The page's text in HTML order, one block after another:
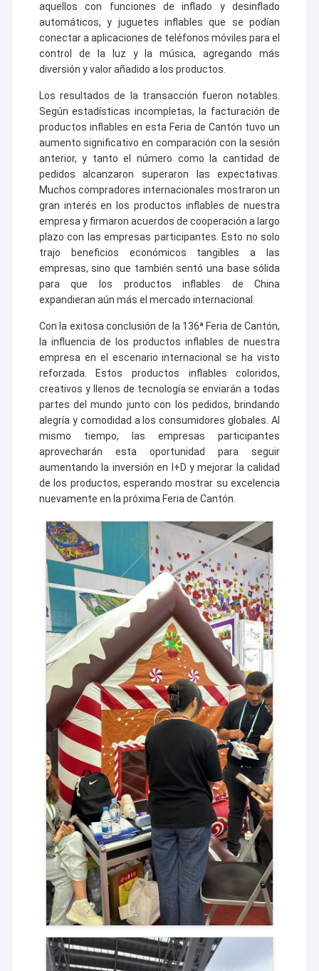
Inicio
Productos
Sobre nosotros
Visita a la fábrica
Control de calidad
Contáctenos
Noticias
Casos
Solicitar una cotización
castillos inflables
Diapositivas inflables
Deslizamientos de agua inflables
aquellos con funciones de inflado y desinflado
automáticos, y juguetes inflables que se podían
conectar a aplicaciones de teléfonos móviles para el
control de la luz y la música, agregando más
diversión y valor añadido a los productos.
Los resultados de la transacción fueron notables.
Según estadísticas incompletas, la facturación de
productos inflables en esta Feria de Cantón tuvo un
aumento significativo en comparación con la sesión
anterior, y tanto el número como la cantidad de
pedidos alcanzaron superaron las expectativas.
Muchos compradores internacionales mostraron un
gran interés en los productos inflables de nuestra
empresa y firmaron acuerdos de cooperación a largo
plazo con las empresas participantes. Esto no solo
trajo beneficios económicos tangibles a las
empresas, sino que también sentó una base sólida
para que los productos inflables de China
expandieran aún más el mercado internacional.
Con la exitosa conclusión de la 136ª Feria de Cantón,
la influencia de los productos inflables de nuestra
empresa en el escenario internacional se ha visto
reforzada. Estos productos inflables coloridos,
creativos y llenos de tecnología se enviarán a todas
partes del mundo junto con los pedidos, brindando
alegría y comodidad a los consumidores globales. Al
mismo tiempo, las empresas participantes
aprovecharán esta oportunidad para seguir
aumentando la inversión en I+D y mejorar la calidad
de los productos, esperando mostrar su excelencia
nuevamente en la próxima Feria de Cantón.
Guangzhou Kule Amusement Equipment Co.,
Ltd. y sus subsidiarias
- ¿ Qué pasa?es un destacado fabricante de marcas
registradas en Guangzhou, China, con casi una década de
profunda participación en la industria dinámica de inflables.000
m2 de fábrica tiene un diseño a gran escala y
racionalIntegrando I+D, producción y ventas, la compañía reúne
a los mejores diseñadores de juguetes inflables que dotan a los
productos de una vitalidad vívida a través del ingenio
creativo,junto con trabajadores de costura altamente
calificados que demuestran profesionalismo en cada punto y
trabajadores de sellado experimentados que aseguran el
sellado perfecto del producto. Manteniendo los valores
fundamentales de "integridad, servicio, calidad y ganar-ganar",
Kule continúa avanzando y ofreciendo productos y servicios de
primera calidad a los clientes.